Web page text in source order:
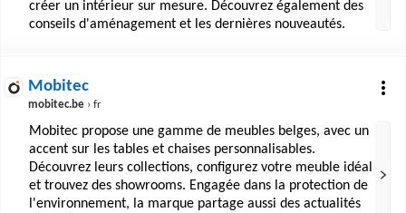
créer un intérieur sur mesure. Découvrez également des
conseils d'aménagement et les dernières nouveautés.
Mobitec
mobitec.be › fr
Mobitec propose une gamme de meubles belges, avec un
accent sur les tables et chaises personnalisables.
Découvrez leurs collections, configurez votre meuble idéal
et trouvez des showrooms. Engagée dans la protection de
l'environnement, la marque partage aussi des actualités